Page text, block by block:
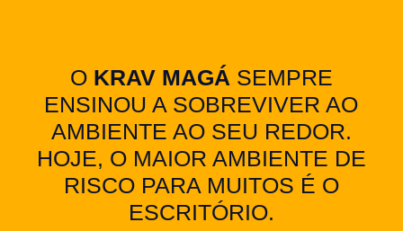
O KRAV MAGÁ SEMPRE
ENSINOU A SOBREVIVER AO
AMBIENTE AO SEU REDOR.
HOJE, O MAIOR AMBIENTE DE
RISCO PARA MUITOS É O
ESCRITÓRIO.